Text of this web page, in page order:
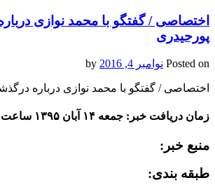
اختصاصی / گفتگو با محمد نوازی
پورحیدری
Posted on نوامبر 4, 2016
اختصاصی / گفتگو با محمد نوازی درباره
زمان دریافت خبر: جمعه ۱۴ آبان ۱۳۹۵ ساعت ۲۰:۳۶
منبع خبر:
طبقه بندی: